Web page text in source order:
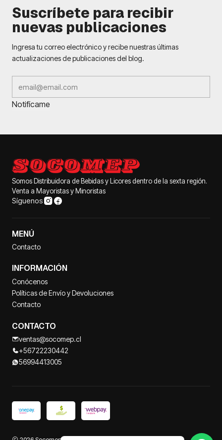
Suscríbete para recibir
nuevas publicaciones
Ingresa tu correo electrónico y recibe nuestras últimas
actualizaciones de publicaciones del blog.
Notifícame
Somos Distribuidora de Bebidas y Licores dentro de la sexta región.
Venta a Mayoristas y Minoristas
Síguenos
MENÚ
Contacto
INFORMACIÓN
Conócenos
Políticas de Envío y Devoluciones
Contacto
CONTACTO
ventas@socomep.cl
+56722230442
56994413005